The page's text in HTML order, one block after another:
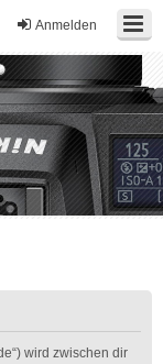
Anmelden
wird zwischen dir